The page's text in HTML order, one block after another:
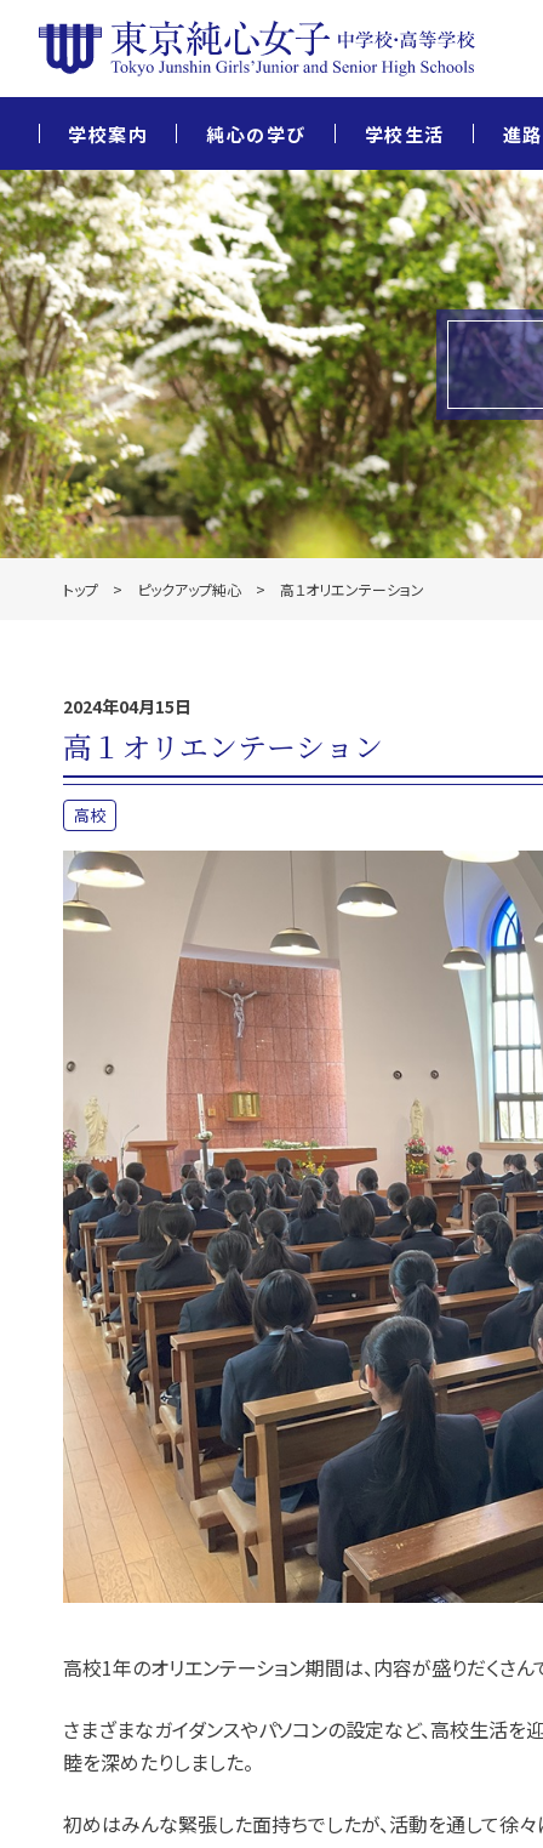
学校案内 純心の学び 学校生活 進
トップ ピックアップ純心 高１オリエンテーション
2024年04月15日
高１オリエンテーション
高校
高校1年のオリエンテーション期間は、内容が盛りだくさん
さまざまなガイダンスやパソコンの設定など、高校生活を
睦を深めたりしました。
初めはみんな緊張した面持ちでしたが、活動を通して徐